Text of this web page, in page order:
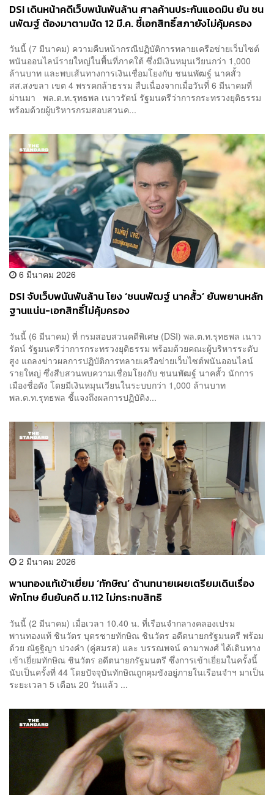
DSI เดินหน้าคดีเว็บพนันพันล้าน ศาลค้านประกันแอดมิน ยัน ชน
นพัฒฐ์ ต้องมาตามนัด 12 มี.ค. ชี้เอกสิทธิ์สภายังไม่คุ้มครอง
วันนี้ (7 มีนาคม) ความคืบหน้ากรณีปฏิบัติการทลายเครือข่ายเว็บไซต์
พนันออนไลน์รายใหญ่ในพื้นที่ภาคใต้ ซึ่งมีเงินหมุนเวียนกว่า 1,000
ล้านบาท และพบเส้นทางการเงินเชื่อมโยงกับ ชนนพัฒฐ์ นาคสั้ว
สส.สงขลา เขต 4 พรรคกล้าธรรม สืบเนื่องจากเมื่อวันที่ 6 มีนาคมที่
ผ่านมา พล.ต.ท.รุทธพล เนาวรัตน์ รัฐมนตรีว่าการกระทรวงยุติธรรม
พร้อมด้วยผู้บริหารกรมสอบสวนค...
6 มีนาคม 2026
DSI จับเว็บพนันพันล้าน โยง ‘ชนนพัฒฐ์ นาคสั้ว’ ยันพยานหลัก
ฐานแน่น-เอกสิทธิ์ไม่คุ้มครอง
วันนี้ (6 มีนาคม) ที่ กรมสอบสวนคดีพิเศษ (DSI) พล.ต.ท.รุทธพล เนาว
รัตน์ รัฐมนตรีว่าการกระทรวงยุติธรรม พร้อมด้วยคณะผู้บริหารระดับ
สูง แถลงข่าวผลการปฏิบัติการทลายเครือข่ายเว็บไซต์พนันออนไลน์
รายใหญ่ ซึ่งสืบสวนพบความเชื่อมโยงกับ ชนนพัฒฐ์ นาคสั้ว นักการ
เมืองชื่อดัง โดยมีเงินหมุนเวียนในระบบกว่า 1,000 ล้านบาท
พล.ต.ท.รุทธพล ชี้แจงถึงผลการปฏิบัติง...
2 มีนาคม 2026
​พานทองแท้เข้าเยี่ยม ‘ทักษิณ’ ด้านทนายเผยเตรียมเดินเรื่อง
พักโทษ ยืนยันคดี ม.112 ไม่กระทบสิทธิ
วันนี้ (2 มีนาคม) เมื่อเวลา 10.40 น. ที่เรือนจำกลางคลองเปรม
พานทองแท้ ชินวัตร บุตรชายทักษิณ ชินวัตร อดีตนายกรัฐมนตรี พร้อม
ด้วย ณัฐฐิญา ปวงคำ (คู่สมรส) และ บรรณพจน์ ดามาพงศ์ ได้เดินทาง
เข้าเยี่ยมทักษิณ ชินวัตร อดีตนายกรัฐมนตรี ซึ่งการเข้าเยี่ยมในครั้งนี้
นับเป็นครั้งที่ 44 โดยปัจจุบันทักษิณถูกคุมขังอยู่ภายในเรือนจำฯ มาเป็น
ระยะเวลา 5 เดือน 20 วันแล้ว ...